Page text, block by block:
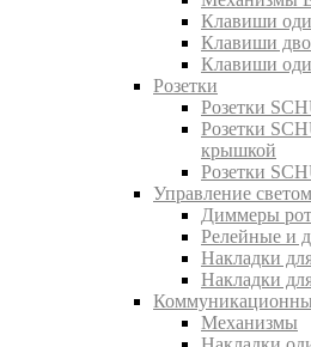
Клавиши
Клавиши
Клавиши
Розетки
Розетки
Розетки
крышкой
Розетки
Управление светом
Диммеры
Релейные и
Накладки
Накладки
Механизмы